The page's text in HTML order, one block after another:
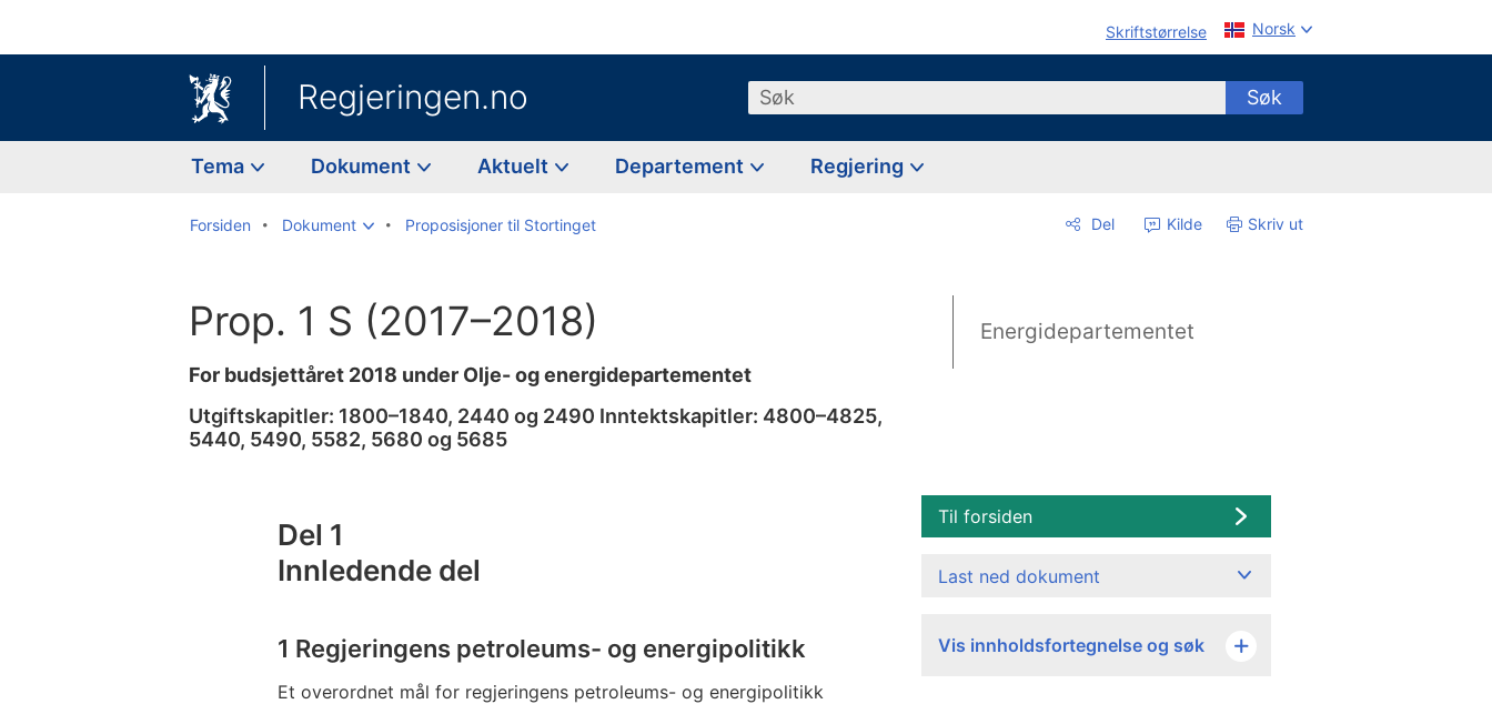
Skriftstørrelse Norsk
Regjeringen.no Søk Søk
Tema Dokument Aktuelt Departement Regjering
Forsiden Dokument Proposisjoner til Stortinget Del Kilde Skriv ut
Prop. 1 S (2017–2018)
For budsjettåret 2018 under Olje- og energidepartementet
Utgiftskapitler: 1800–1840, 2440 og 2490 Inntektskapitler: 4800–4825,
5440, 5490, 5582, 5680 og 5685
Energidepartementet
Del 1
Innledende del
1 Regjeringens petroleums- og energipolitikk
Et overordnet mål for regjeringens petroleums- og energipolitikk
Til forsiden
Last ned dokument
Vis innholdsfortegnelse og søk